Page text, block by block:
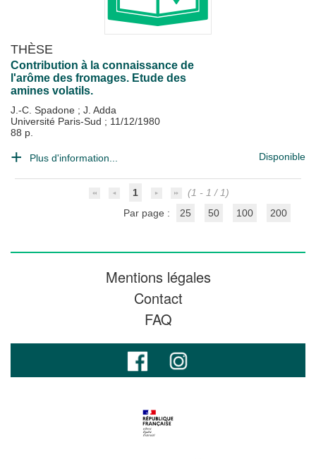
THÈSE
Contribution à la connaissance de
l'arôme des fromages. Etude des
amines volatils.
J.-C. Spadone ; J. Adda
Université Paris-Sud ; 11/12/1980
88 p.
Plus d'information... Disponible
1
(1 - 1 / 1)
Par page :
25 50 100 200
Mentions légales
Contact
FAQ